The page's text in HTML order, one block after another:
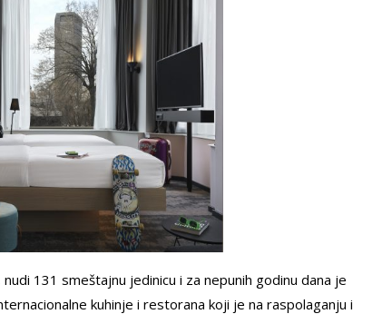
131 smeštajnu jedinicu i za nepunih godinu dana je
kuhinje i restorana koji je na raspolaganju i